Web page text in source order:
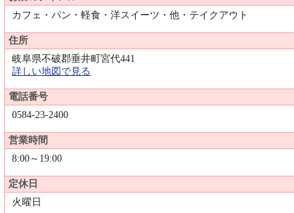
カフェ・パン・軽食・洋スイーツ・他・テイクアウト
住所
岐阜県不破郡垂井町宮代441
詳しい地図で見る
電話番号
0584-23-2400
営業時間
8:00～19:00
定休日
火曜日